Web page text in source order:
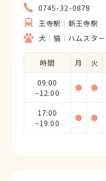
0745-32-0878
王寺駅
新王寺駅
犬
猫 ハムスター
時間 月 火
09:00
~12:00
● ●
17:00
~19:00
● ●